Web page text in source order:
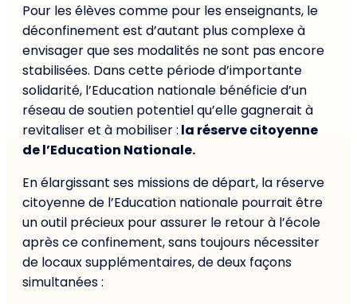
Pour les élèves comme pour les enseignants, le
déconfinement est d’autant plus complexe à
envisager que ses modalités ne sont pas encore
stabilisées. Dans cette période d’importante
solidarité, l’Education nationale bénéficie d’un
réseau de soutien potentiel qu’elle gagnerait à
revitaliser et à mobiliser : la réserve citoyenne
de l’Education Nationale.
En élargissant ses missions de départ, la réserve
citoyenne de l’Education nationale pourrait être
un outil précieux pour assurer le retour à l’école
après ce confinement, sans toujours nécessiter
de locaux supplémentaires, de deux façons
simultanées :